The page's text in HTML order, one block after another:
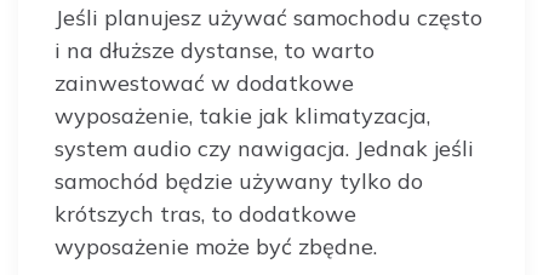
Jeśli planujesz używać samochodu często
i na dłuższe dystanse, to warto
zainwestować w dodatkowe
wyposażenie, takie jak klimatyzacja,
system audio czy nawigacja. Jednak jeśli
samochód będzie używany tylko do
krótszych tras, to dodatkowe
wyposażenie może być zbędne.